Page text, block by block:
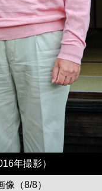
年撮影）
（8/8）